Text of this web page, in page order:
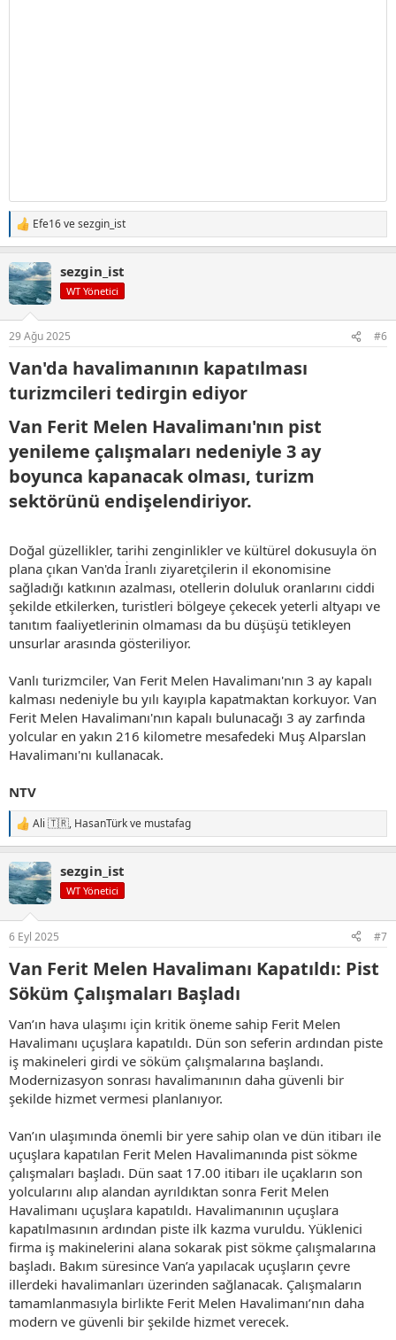
T
e
k
i
l
:
Efe16vesezgin_ist
sezgin_ist
WT Yönetici
29 Ağu 2025 #6
Van'da havalimanının kapatılması
turizmcileri tedirgin ediyor​
Van Ferit Melen Havalimanı'nın pist
yenileme çalışmaları nedeniyle 3 ay
boyunca kapanacak olması, turizm
sektörünü endişelendiriyor.​
Doğal güzellikler, tarihi zenginlikler ve kültürel dokusuyla ön
plana çıkan Van'da İranlı ziyaretçilerin il ekonomisine
sağladığı katkının azalması, otellerin doluluk oranlarını ciddi
şekilde etkilerken, turistleri bölgeye çekecek yeterli altyapı ve
tanıtım faaliyetlerinin olmaması da bu düşüşü tetikleyen
unsurlar arasında gösteriliyor.
Vanlı turizmciler, Van Ferit Melen Havalimanı'nın 3 ay kapalı
kalması nedeniyle bu yılı kayıpla kapatmaktan korkuyor. Van
Ferit Melen Havalimanı'nın kapalı bulunacağı 3 ay zarfında
yolcular en yakın 216 kilometre mesafedeki Muş Alparslan
Havalimanı'nı kullanacak.
NTV
T
e
k
i
l
Ali 🇹🇷, HasanTürkve mustafag
sezgin_ist
WT Yönetici
6 Eyl 2025 #7
Van Ferit Melen Havalimanı Kapatıldı: Pist
Söküm Çalışmaları Başladı​
Van’ın hava ulaşımı için kritik öneme sahip Ferit Melen
Havalimanı uçuşlara kapatıldı. Dün son seferin ardından piste
iş makineleri girdi ve söküm çalışmalarına başlandı.
Modernizasyon sonrası havalimanının daha güvenli bir
şekilde hizmet vermesi planlanıyor.
Van’ın ulaşımında önemli bir yere sahip olan ve dün itibarı ile
uçuşlara kapatılan Ferit Melen Havalimanında pist sökme
çalışmaları başladı. Dün saat 17.00 itibarı ile uçakların son
yolcularını alıp alandan ayrıldıktan sonra Ferit Melen
Havalimanı uçuşlara kapatıldı. Havalimanının uçuşlara
kapatılmasının ardından piste ilk kazma vuruldu. Yüklenici
firma iş makinelerini alana sokarak pist sökme çalışmalarına
başladı. Bakım süresince Van’a yapılacak uçuşların çevre
illerdeki havalimanları üzerinden sağlanacak. Çalışmaların
tamamlanmasıyla birlikte Ferit Melen Havalimanı’nın daha
modern ve güvenli bir şekilde hizmet verecek.